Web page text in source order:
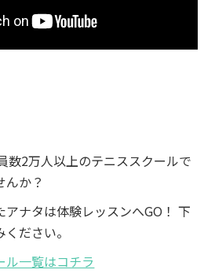
数2万人以上のテニススクールで
んか？
ナタは体験レッスンへGO！ 下
ださい。
ル一覧はコチラ